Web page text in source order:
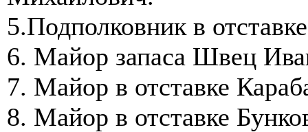
5.Подполковник в
6. Майор запаса Швец
7. Майор в отставке
8. Майор в отставке